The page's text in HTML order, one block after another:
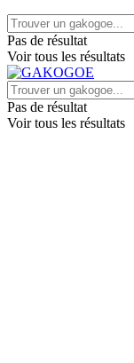
Pas de résultat
Voir tous les résultats
Pas de résultat
Voir tous les résultats